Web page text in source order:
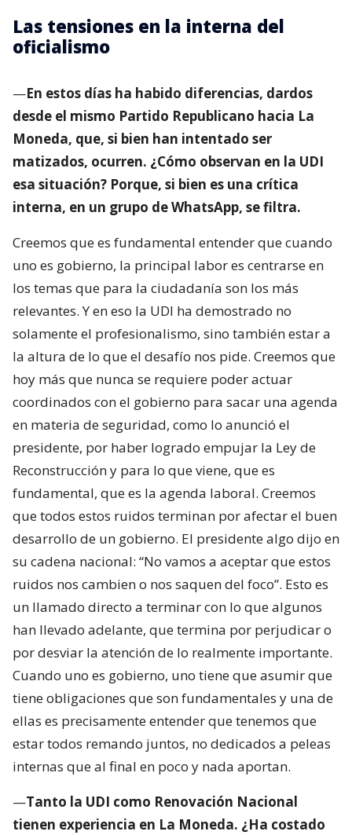
Las tensiones en la interna del
oficialismo
—En estos días ha habido diferencias, dardos
desde el mismo Partido Republicano hacia La
Moneda, que, si bien han intentado ser
matizados, ocurren. ¿Cómo observan en la UDI
esa situación? Porque, si bien es una crítica
interna, en un grupo de WhatsApp, se filtra.
Creemos que es fundamental entender que cuando
uno es gobierno, la principal labor es centrarse en
los temas que para la ciudadanía son los más
relevantes. Y en eso la UDI ha demostrado no
solamente el profesionalismo, sino también estar a
la altura de lo que el desafío nos pide. Creemos que
hoy más que nunca se requiere poder actuar
coordinados con el gobierno para sacar una agenda
en materia de seguridad, como lo anunció el
presidente, por haber logrado empujar la Ley de
Reconstrucción y para lo que viene, que es
fundamental, que es la agenda laboral. Creemos
que todos estos ruidos terminan por afectar el buen
desarrollo de un gobierno. El presidente algo dijo en
su cadena nacional: “No vamos a aceptar que estos
ruidos nos cambien o nos saquen del foco”. Esto es
un llamado directo a terminar con lo que algunos
han llevado adelante, que termina por perjudicar o
por desviar la atención de lo realmente importante.
Cuando uno es gobierno, uno tiene que asumir que
tiene obligaciones que son fundamentales y una de
ellas es precisamente entender que tenemos que
estar todos remando juntos, no dedicados a peleas
internas que al final en poco y nada aportan.
—Tanto la UDI como Renovación Nacional
tienen experiencia en La Moneda. ¿Ha costado